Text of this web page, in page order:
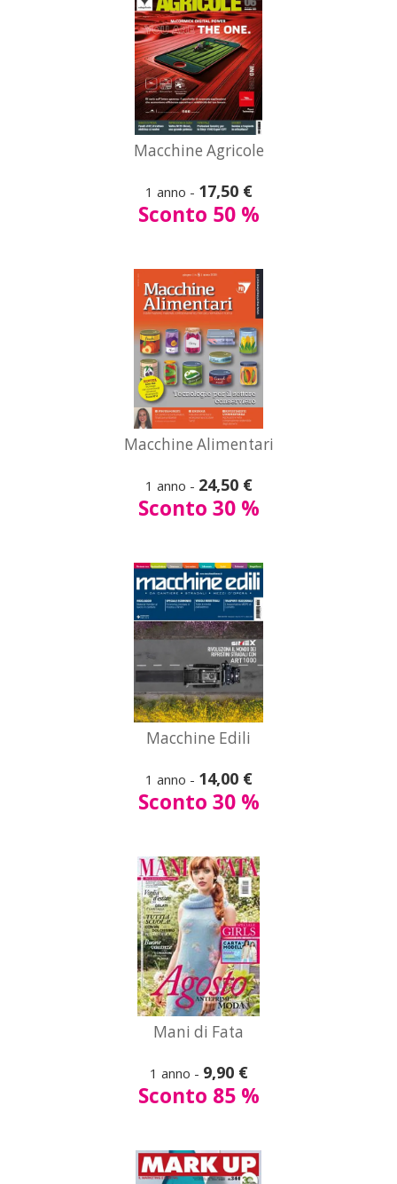
Macchine Agricole
1 anno - 17,50 €
Sconto 50 %
A partire da
24,50 €
Macchine Alimentari
Vedi
Macchine Alimentari
1 anno - 24,50 €
Sconto 30 %
A partire da
14,00 €
Macchine Edili
Vedi
Macchine Edili
1 anno - 14,00 €
Sconto 30 %
A partire da
9,90 €
Mani di Fata
Vedi
Mani di Fata
1 anno - 9,90 €
Sconto 85 %
A partire da
38,50 €
Mark Up
Vedi